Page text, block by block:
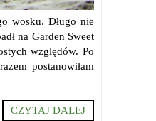
wosku. Długo nie
na Garden Sweet
względów. Po
postanowiłam
CZYTAJ DALEJ